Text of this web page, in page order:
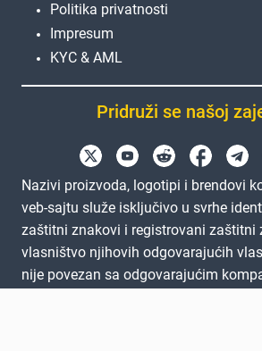
Politika privatnosti
Impresum
KYC & AML
Pridruži se našoj
Nazivi proizvoda, logotipi i brendovi
veb-sajtu služe isključivo u svrhe
zaštitni znakovi i registrovani zaštitni
vlasništvo njihovih odgovarajućih
nije povezan sa odgovarajućim